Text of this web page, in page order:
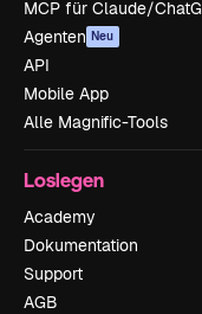
MCP für Claude/
Agenten Neu
API
Mobile App
Alle Magnific-Tools
Loslegen
Academy
Dokumentation
Support
AGB